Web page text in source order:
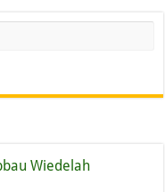
Wiedelah